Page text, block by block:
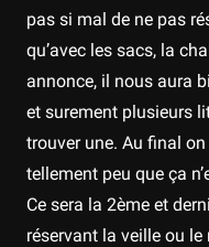
pas si mal de ne pas
qu’avec les sacs, la
annonce, il nous aura
et surement plusieurs
trouver une. Au final
tellement peu que ça
Ce sera la 2ème et
réservant la veille ou